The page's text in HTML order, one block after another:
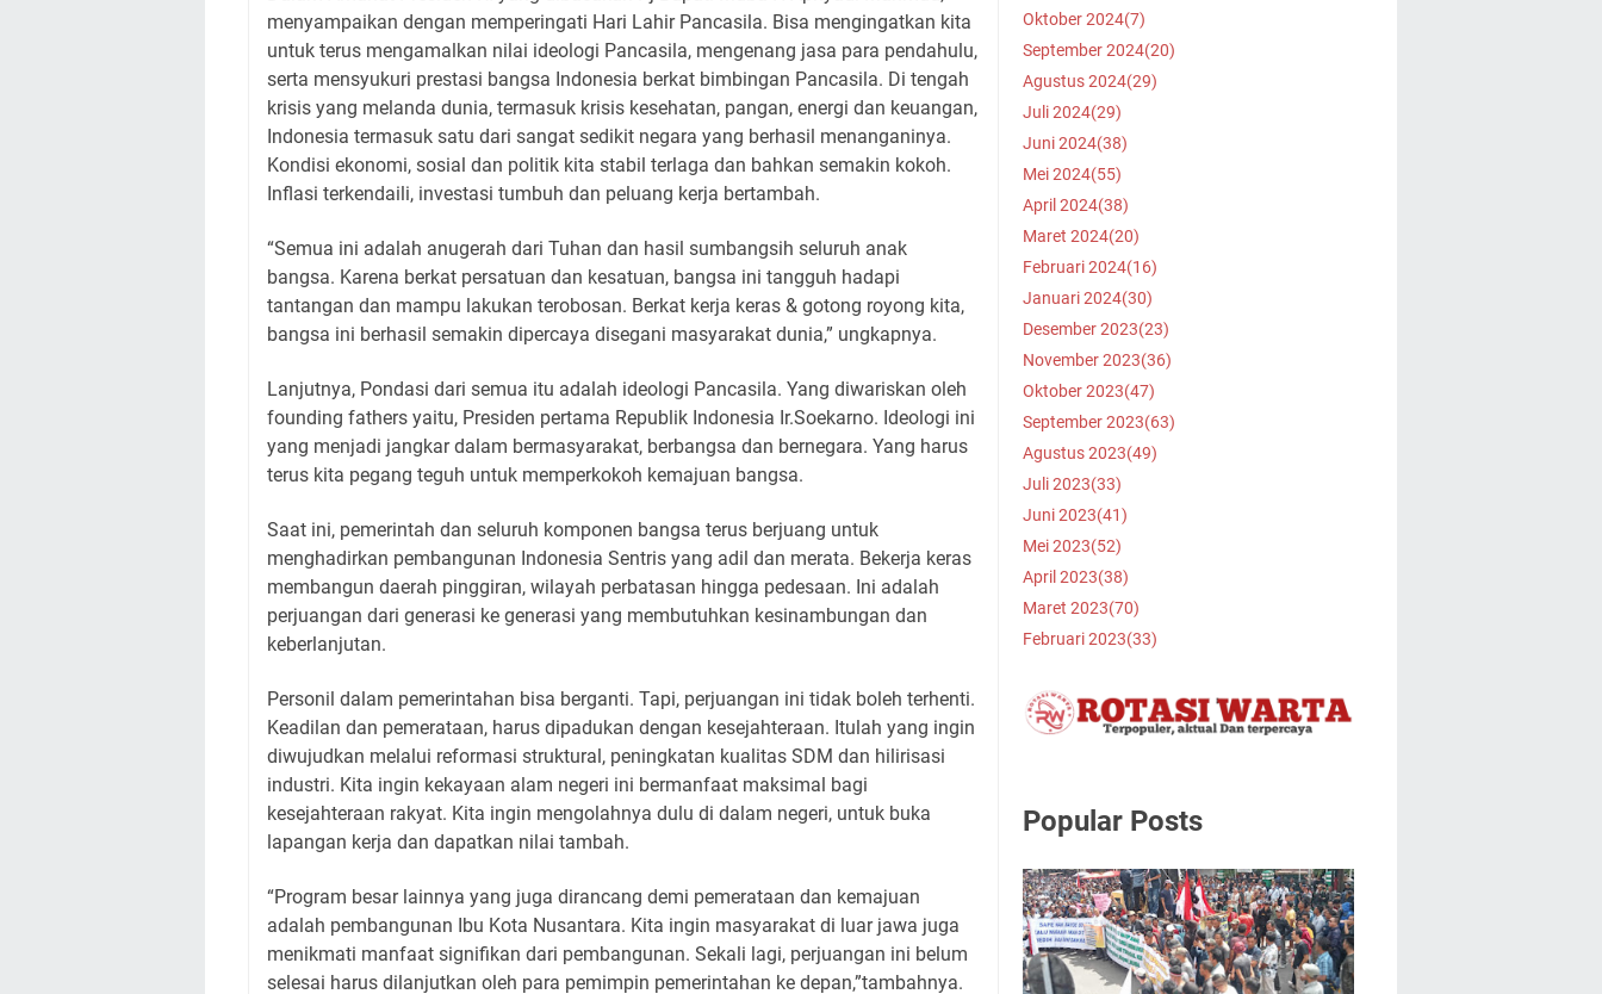
menyampaikan dengan memperingati Hari Lahir Pancasila. Bisa mengingatkan kita
untuk terus mengamalkan nilai ideologi Pancasila, mengenang jasa para pendahulu,
serta mensyukuri prestasi bangsa Indonesia berkat bimbingan Pancasila. Di tengah
krisis yang melanda dunia, termasuk krisis kesehatan, pangan, energi dan keuangan,
Indonesia termasuk satu dari sangat sedikit negara yang berhasil menanganinya.
Kondisi ekonomi, sosial dan politik kita stabil terlaga dan bahkan semakin kokoh.
Inflasi terkendaili, investasi tumbuh dan peluang kerja bertambah.
“Semua ini adalah anugerah dari Tuhan dan hasil sumbangsih seluruh anak
bangsa. Karena berkat persatuan dan kesatuan, bangsa ini tangguh hadapi
tantangan dan mampu lakukan terobosan. Berkat kerja keras & gotong royong kita,
bangsa ini berhasil semakin dipercaya disegani masyarakat dunia,” ungkapnya.
Lanjutnya, Pondasi dari semua itu adalah ideologi Pancasila. Yang diwariskan oleh
founding fathers yaitu, Presiden pertama Republik Indonesia Ir.Soekarno. Ideologi ini
yang menjadi jangkar dalam bermasyarakat, berbangsa dan bernegara. Yang harus
terus kita pegang teguh untuk memperkokoh kemajuan bangsa.
Saat ini, pemerintah dan seluruh komponen bangsa terus berjuang untuk
menghadirkan pembangunan Indonesia Sentris yang adil dan merata. Bekerja keras
membangun daerah pinggiran, wilayah perbatasan hingga pedesaan. Ini adalah
perjuangan dari generasi ke generasi yang membutuhkan kesinambungan dan
keberlanjutan.
Personil dalam pemerintahan bisa berganti. Tapi, perjuangan ini tidak boleh terhenti.
Keadilan dan pemerataan, harus dipadukan dengan kesejahteraan. Itulah yang ingin
diwujudkan melalui reformasi struktural, peningkatan kualitas SDM dan hilirisasi
industri. Kita ingin kekayaan alam negeri ini bermanfaat maksimal bagi
kesejahteraan rakyat. Kita ingin mengolahnya dulu di dalam negeri, untuk buka
lapangan kerja dan dapatkan nilai tambah.
“Program besar lainnya yang juga dirancang demi pemerataan dan kemajuan
adalah pembangunan Ibu Kota Nusantara. Kita ingin masyarakat di luar jawa juga
menikmati manfaat signifikan dari pembangunan. Sekali lagi, perjuangan ini belum
selesai harus dilanjutkan oleh para pemimpin pemerintahan ke depan,”tambahnya.
Oktober 2024(7)
September 2024(20)
Agustus 2024(29)
Juli 2024(29)
Juni 2024(38)
Mei 2024(55)
April 2024(38)
Maret 2024(20)
Februari 2024(16)
Januari 2024(30)
Desember 2023(23)
November 2023(36)
Oktober 2023(47)
September 2023(63)
Agustus 2023(49)
Juli 2023(33)
Juni 2023(41)
Mei 2023(52)
April 2023(38)
Maret 2023(70)
Februari 2023(33)
Popular Posts